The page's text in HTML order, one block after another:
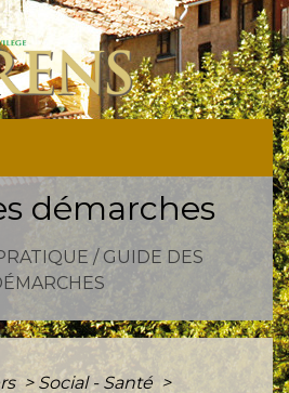
démarches
/ GUIDE DES
> Social - Santé >